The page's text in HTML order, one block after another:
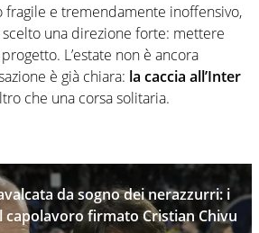
fragile e tremendamente inoffensivo,
scelto una direzione forte: mettere
L’estate non è ancora
è già chiara: la caccia all’Inter
che una corsa solitaria.
da sogno dei nerazzurri: i
capolavoro firmato Cristian Chivu